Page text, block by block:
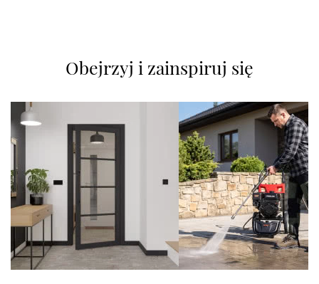
Obejrzyj i zainspiruj się